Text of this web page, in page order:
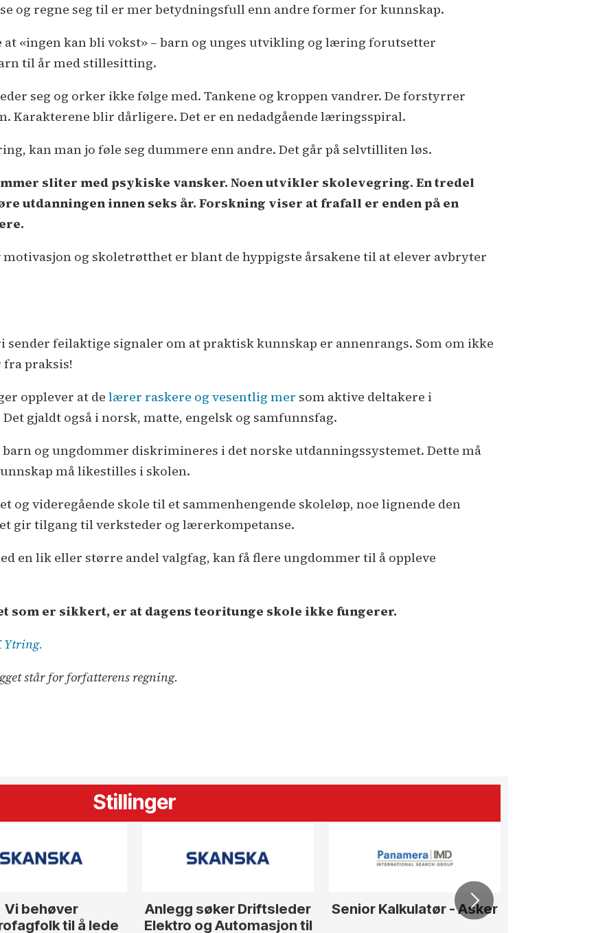
og regne seg til er mer betydningsfull enn andre former for kunnskap.
at «ingen kan bli vokst» – barn og unges utvikling og læring forutsetter
til år med stillesitting.
seg og orker ikke følge med. Tankene og kroppen vandrer. De forstyrrer
Karakterene blir dårligere. Det er en nedadgående læringsspiral.
kan man jo føle seg dummere enn andre. Det går på selvtilliten løs.
sliter med psykiske vansker. Noen utvikler skolevegring. En tredel
utdanningen innen seks år. Forskning viser at frafall er enden på en
og skoletrøtthet er blant de hyppigste årsakene til at elever avbryter
feilaktige signaler om at praktisk kunnskap er annenrangs. Som om ikke
fra praksis!
opplever at delærer raskere og vesentlig mer som aktive deltakere i
gjaldt også i norsk, matte, engelsk og samfunnsfag.
og ungdommer diskrimineres i det norske utdanningssystemet. Dette må
må likestilles i skolen.
og videregående skole til et sammenhengende skoleløp, noe lignende den
gir tilgang til verksteder og lærerkompetanse.
en lik eller større andel valgfag, kan få flere ungdommer til å oppleve
som er sikkert, er at dagens teoritunge skole ikke fungerer.
Ytring.
står for forfatterens regning.
Stillinger
Vi behøver
til å lede
Anlegg søker Driftsleder
Elektro og Automasjon til
Senior Kalkulatør - Asker